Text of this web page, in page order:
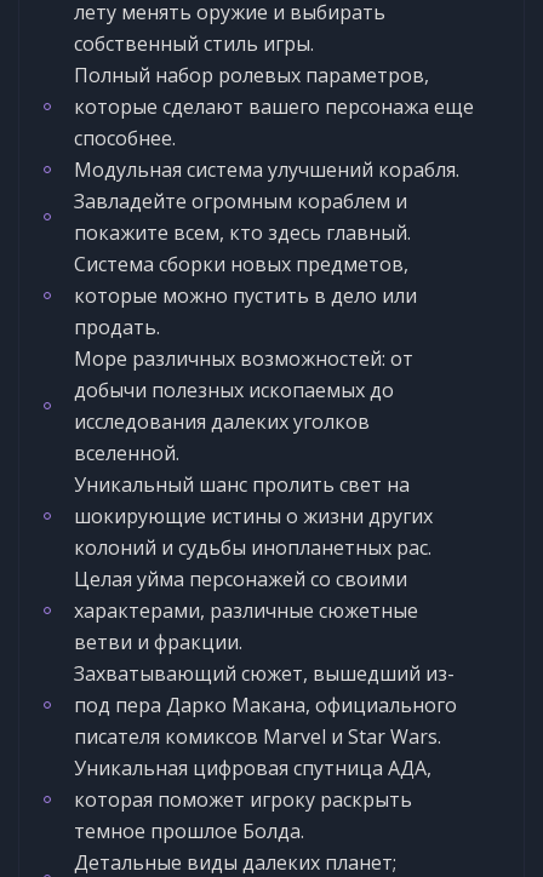
лету менять оружие и выбирать
собственный стиль игры.
Полный набор ролевых параметров,
которые сделают вашего персонажа еще
способнее.
Модульная система улучшений корабля.
Завладейте огромным кораблем и
покажите всем, кто здесь главный.
Система сборки новых предметов,
которые можно пустить в дело или
продать.
Море различных возможностей: от
добычи полезных ископаемых до
исследования далеких уголков
вселенной.
Уникальный шанс пролить свет на
шокирующие истины о жизни других
колоний и судьбы инопланетных рас.
Целая уйма персонажей со своими
характерами, различные сюжетные
ветви и фракции.
Захватывающий сюжет, вышедший из-
под пера Дарко Макана, официального
писателя комиксов Marvel и Star Wars.
Уникальная цифровая спутница АДА,
которая поможет игроку раскрыть
темное прошлое Болда.
Детальные виды далеких планет;